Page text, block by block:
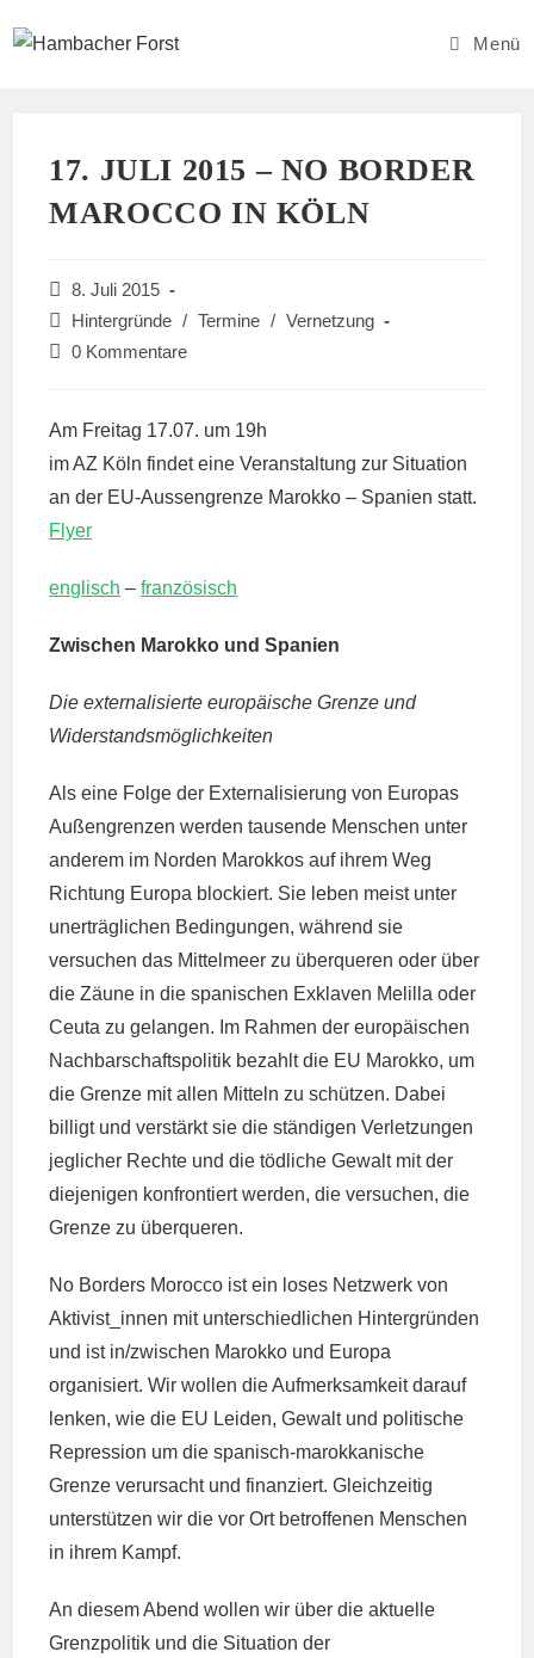
Inhalt
Menü
17. JULI 2015 – NO BORDER
MAROCCO IN KÖLN
Beitrag
veröffentlicht:
8. Juli 2015
Beitrags-
Kategorie:
Hintergründe / Termine / Vernetzung
Beitrags-
0 Kommentare
Am Freitag 17.07. um 19h
im AZ Köln findet eine Veranstaltung zur Situation
an der EU-Aussengrenze Marokko – Spanien statt.
Flyer
englisch –französisch
Zwischen Marokko und Spanien
Die externalisierte europäische Grenze und
Widerstandsmöglichkeiten
Als eine Folge der Externalisierung von Europas
Außengrenzen werden tausende Menschen unter
anderem im Norden Marokkos auf ihrem Weg
Richtung Europa blockiert. Sie leben meist unter
unerträglichen Bedingungen, während sie
versuchen das Mittelmeer zu überqueren oder über
die Zäune in die spanischen Exklaven Melilla oder
Ceuta zu gelangen. Im Rahmen der europäischen
Nachbarschaftspolitik bezahlt die EU Marokko, um
die Grenze mit allen Mitteln zu schützen. Dabei
billigt und verstärkt sie die ständigen Verletzungen
jeglicher Rechte und die tödliche Gewalt mit der
diejenigen konfrontiert werden, die versuchen, die
Grenze zu überqueren.
No Borders Morocco ist ein loses Netzwerk von
Aktivist_innen mit unterschiedlichen Hintergründen
und ist in/zwischen Marokko und Europa
organisiert. Wir wollen die Aufmerksamkeit darauf
lenken, wie die EU Leiden, Gewalt und politische
Repression um die spanisch-marokkanische
Grenze verursacht und finanziert. Gleichzeitig
unterstützen wir die vor Ort betroffenen Menschen
in ihrem Kampf.
An diesem Abend wollen wir über die aktuelle
Grenzpolitik und die Situation der